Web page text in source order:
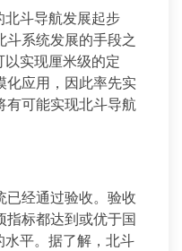
北斗导航发展起步
系统发展的手段之
以实现厘米级的定
化应用，因此率先实
有可能实现北斗导航
已经通过验收。验收
指标都达到或优于国
水平。据了解，北斗